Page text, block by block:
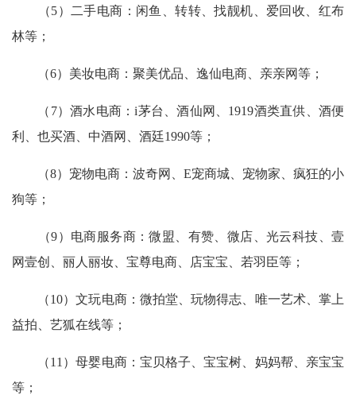
（5）二手电商：闲鱼、转转、找靓机、爱回收、红布
林等；
（6）美妆电商：聚美优品、逸仙电商、亲亲网等；
（7）酒水电商：i茅台、酒仙网、1919酒类直供、酒便
利、也买酒、中酒网、酒廷1990等；
（8）宠物电商：波奇网、E宠商城、宠物家、疯狂的小
狗等；
（9）电商服务商：微盟、有赞、微店、光云科技、壹
网壹创、丽人丽妆、宝尊电商、店宝宝、若羽臣等；
（10）文玩电商：微拍堂、玩物得志、唯一艺术、掌上
益拍、艺狐在线等；
（11）母婴电商：宝贝格子、宝宝树、妈妈帮、亲宝宝
等；